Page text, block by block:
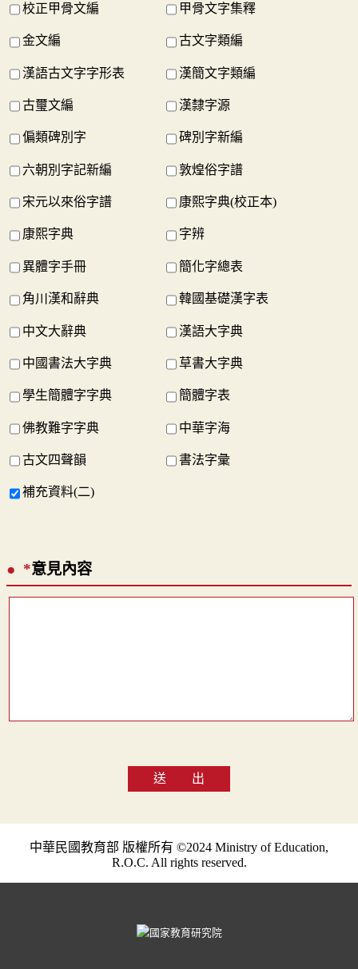
校正甲骨文編 甲骨文字集釋
金文編 古文字類編
漢語古文字字形表 漢簡文字類編
古璽文編 漢隸字源
偏類碑別字 碑別字新編
六朝別字記新編 敦煌俗字譜
宋元以來俗字譜 康熙字典(校正本)
康熙字典 字辨
異體字手冊 簡化字總表
角川漢和辭典 韓國基礎漢字表
中文大辭典 漢語大字典
中國書法大字典 草書大字典
學生簡體字字典 簡體字表
佛教難字字典 中華字海
古文四聲韻 書法字彙
補充資料(二)
*意見內容
送 出
中華民國教育部 版權所有 ©2024 Ministry of Education,
R.O.C. All rights reserved.